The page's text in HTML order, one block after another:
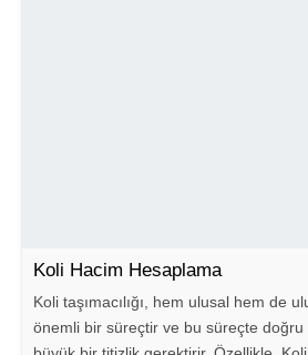
Koli Hacim Hesaplama
Koli taşımacılığı, hem ulusal hem de
önemli bir süreçtir ve bu süreçte